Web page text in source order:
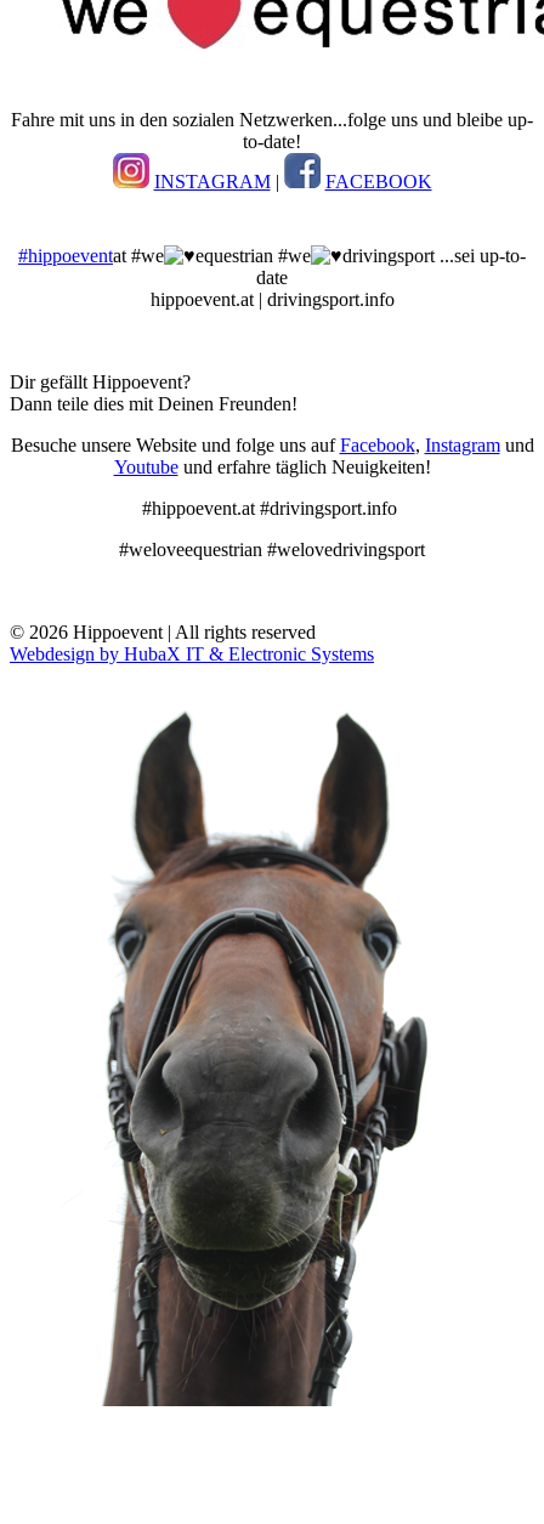
Fahre mit uns in den sozialen Netzwerken...folge uns und bleibe up-
to-date!
INSTAGRAM| FACEBOOK
#hippoeventat #we equestrian #we
drivingsport ...sei up-to-
date
hippoevent.at | drivingsport.info
Dir gefällt Hippoevent?
Dann teile dies mit Deinen Freunden!
Besuche unsere Website und folge uns aufFacebook, Instagramund
Youtubeund erfahre täglich Neuigkeiten!
#hippoevent.at #drivingsport.info
#weloveequestrian #welovedrivingsport
© 2026 Hippoevent | All rights reserved
Webdesign by HubaX IT & Electronic Systems